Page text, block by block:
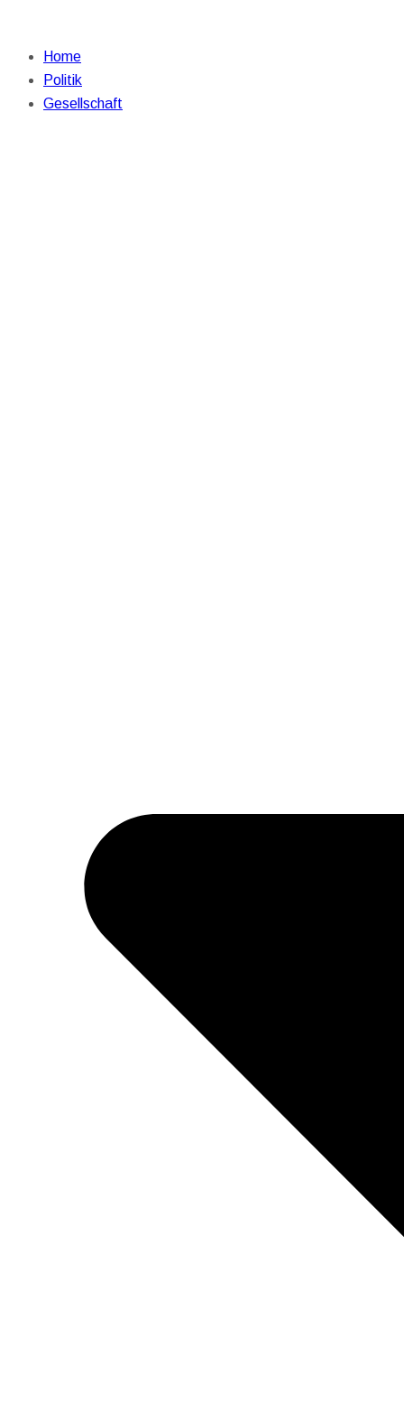
Home
Politik
Gesellschaft